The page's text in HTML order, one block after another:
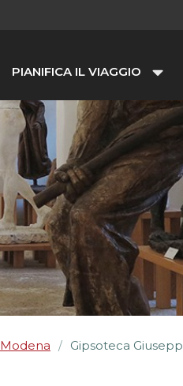
PIANIFICA IL VIAGGIO
Modena / Gipsoteca